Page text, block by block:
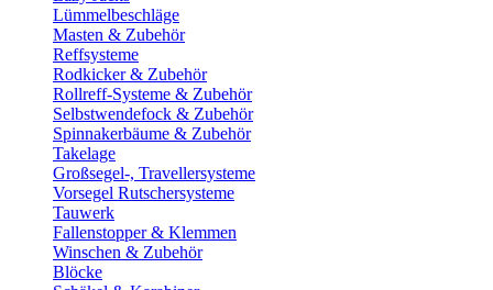
Lümmelbeschläge
Masten & Zubehör
Reffsysteme
Rodkicker & Zubehör
Rollreff-Systeme & Zubehör
Selbstwendefock & Zubehör
Spinnakerbäume & Zubehör
Takelage
Großsegel-, Travellersysteme
Vorsegel Rutschersysteme
Tauwerk
Fallenstopper & Klemmen
Winschen & Zubehör
Blöcke